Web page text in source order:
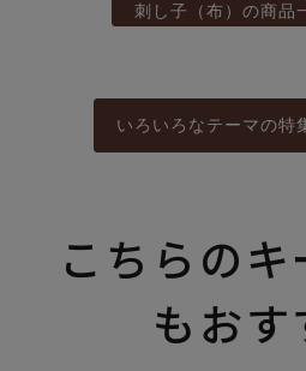
刺し子（布）の商品
いろいろなテーマの特
こちらの
もおす